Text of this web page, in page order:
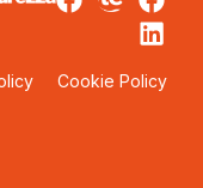
Cookie Policy